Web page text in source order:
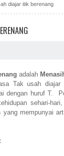
diajar itik berenang
adalah
Tak usah diajar
dengan huruf T.
sehari-
mempunyai